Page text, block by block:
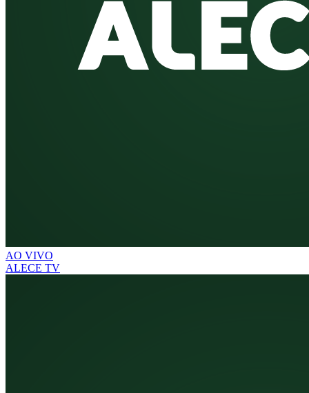
AO VIVO
ALECE TV